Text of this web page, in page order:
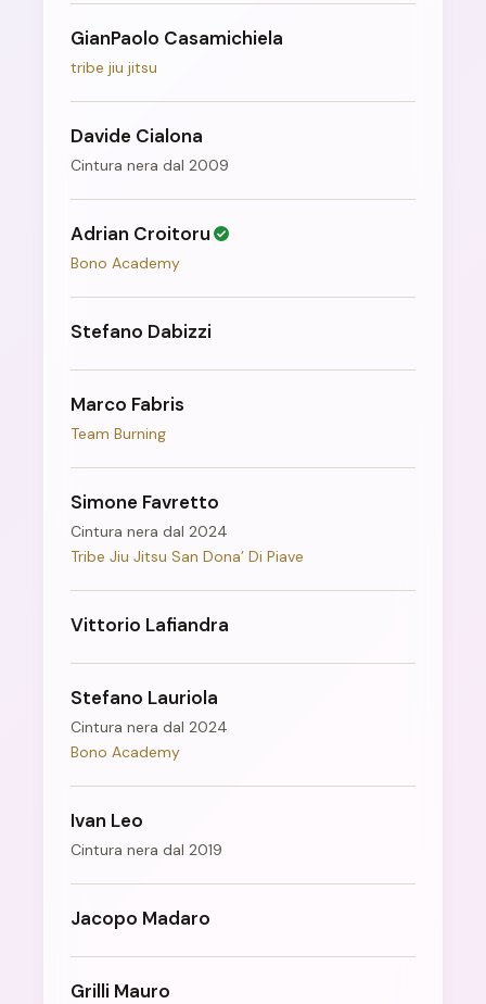
GianPaolo Casamichiela
tribe jiu jitsu
Davide Cialona
Cintura nera dal 2009
Adrian Croitoru
Bono Academy
Stefano Dabizzi
Marco Fabris
Team Burning
Simone Favretto
Cintura nera dal 2024
Tribe Jiu Jitsu San Dona’ Di Piave
Vittorio Lafiandra
Stefano Lauriola
Cintura nera dal 2024
Bono Academy
Ivan Leo
Cintura nera dal 2019
Jacopo Madaro
Grilli Mauro